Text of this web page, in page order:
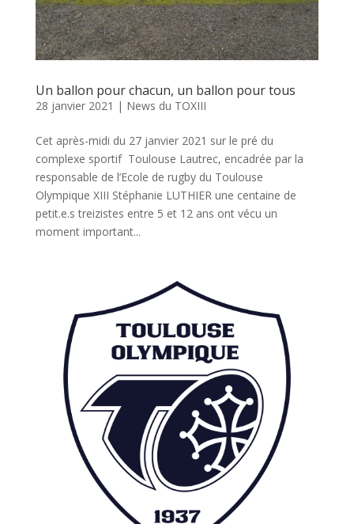
Un ballon pour chacun, un ballon pour tous
28 janvier 2021 | News du TOXIII
Cet après-midi du 27 janvier 2021 sur le pré du
complexe sportif Toulouse Lautrec, encadrée par la
responsable de l’Ecole de rugby du Toulouse
Olympique XIII Stéphanie LUTHIER une centaine de
petit.e.s treizistes entre 5 et 12 ans ont vécu un
moment important...